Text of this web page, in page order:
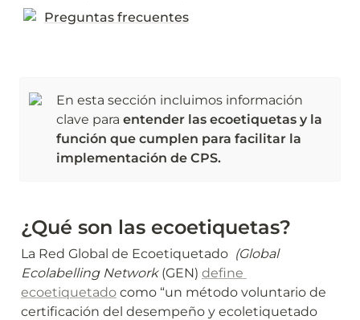
Preguntas frecuentes
En esta sección incluimos información
clave para entender las ecoetiquetas y la
función que cumplen para facilitar la
implementación de CPS.
¿Qué son las ecoetiquetas?
La Red Global de Ecoetiquetado (Global
Ecolabelling Network (GEN) define
ecoetiquetado como “un método voluntario de
certificación del desempeño y ecoletiquetado